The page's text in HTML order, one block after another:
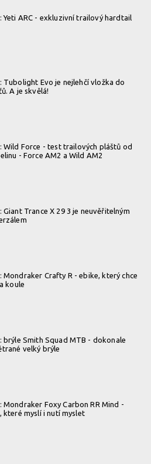
Yeti ARC - exkluzivní trailový hardtail
Tubolight Evo je nejlehčí vložka do
A je skvělá!
Wild Force - test trailových pláštů od
- Force AM2 a Wild AM2
Giant Trance X 29 3 je neuvěřitelným
Mondraker Crafty R - ebike, který chce
koule
brýle Smith Squad MTB - dokonale
velký brýle
Mondraker Foxy Carbon RR Mind -
které myslí i nutí myslet